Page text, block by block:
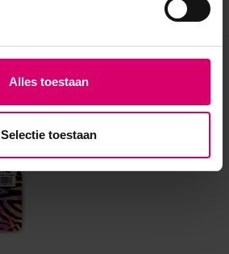
Alles toestaan
Selectie toestaan